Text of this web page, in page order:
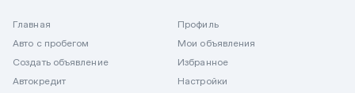
Главная
Авто с пробегом
Создать объявление
Автокредит
Профиль
Мои объявления
Избранное
Настройки